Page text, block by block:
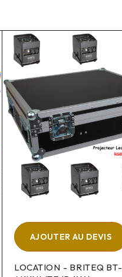
AJOUTER AU DEVIS
LOCATION - BRITEQ BT-